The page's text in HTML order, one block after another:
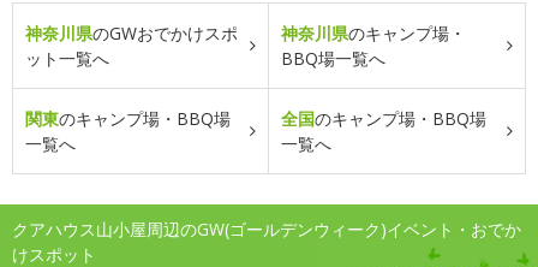
神奈川県のGWおでかけスポ
ット一覧へ
神奈川県のキャンプ場・
BBQ場一覧へ
関東のキャンプ場・BBQ場
一覧へ
全国のキャンプ場・BBQ場
一覧へ
クアハウス山小屋周辺のGW(ゴールデンウィーク)イベント・おでか
けスポット